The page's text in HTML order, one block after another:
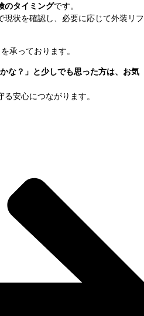
のタイミングです。
現状を確認し、必要に応じて外装リフ
を承っております。
な？」と少しでも思った方は、お気
安心につながります。